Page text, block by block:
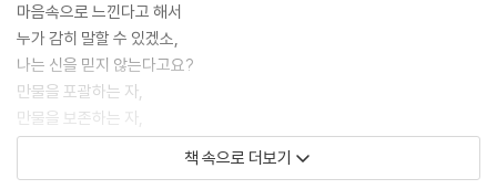
마음속으로 느낀다고 해서
누가 감히 말할 수 있겠소,
나는 신을 믿지 않는다고요?
만물을 포괄하는 자,
만물을 보존하는 자,
그는 당신을, 나를, 그리고 자기자신을
포괄하고 보존하고 있지 않소?
책 속으로 더보기